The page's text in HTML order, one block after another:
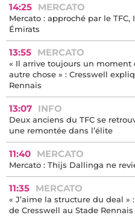
14:25 MERCATO
Mercato : approché par le
Émirats
13:55 MERCATO
« Il arrive toujours un moment
autre chose » : Cresswell
Rennais
13:07 INFO
Deux anciens du TFC se
une remontée dans l’élite
11:40 MERCATO
Mercato : Thijs Dallinga ne
11:35 MERCATO
« J’aime la structure du deal »
de Cresswell au Stade Rennais